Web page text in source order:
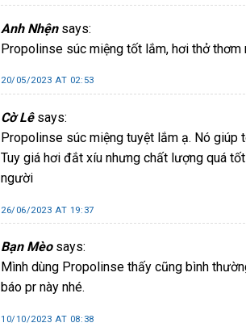
Anh Nhện says:
Propolinse súc miệng tốt lắm, hơi thở thơm
20/05/2023 AT 02:53
Cờ Lê says:
Propolinse súc miệng tuyệt lắm ạ. Nó giúp
Tuy giá hơi đắt xíu nhưng chất lượng quá
người
26/06/2023 AT 19:37
Bạn Mèo says:
Mình dùng Propolinse thấy cũng bình
báo pr này nhé.
10/10/2023 AT 08:38